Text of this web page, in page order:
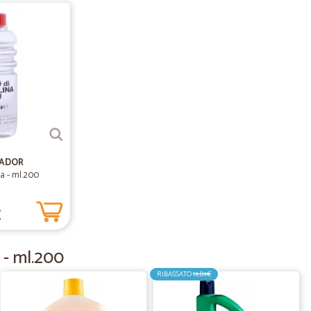
città non…grazie
riuscivo a trovare
bene
comodo per chi , come me, è costretto in casa.
viaggia con mezzi refrigerati. Merce ottima.
- ml.200
ml.200
RIBASSATO19,89€